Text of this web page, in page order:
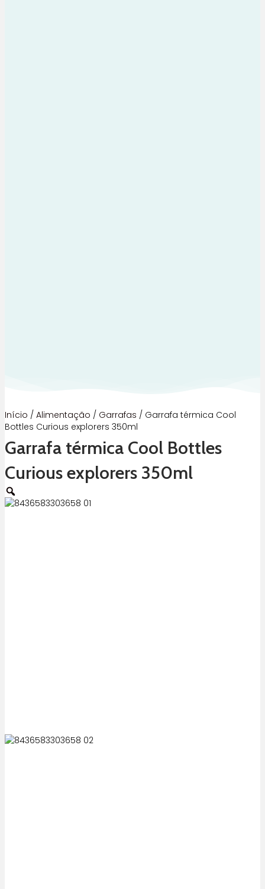
Início / Alimentação / Garrafas / Garrafa térmica Cool
Bottles Curious explorers 350ml
Garrafa térmica Cool Bottles
Curious explorers 350ml